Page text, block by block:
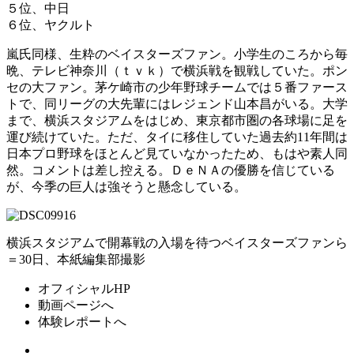
５位、中日
６位、ヤクルト
嵐氏同様、生粋のベイスターズファン。小学生のころから毎
晩、テレビ神奈川（ｔｖｋ）で横浜戦を観戦していた。ポン
セの大ファン。茅ケ崎市の少年野球チームでは５番ファース
トで、同リーグの大先輩にはレジェンド山本昌がいる。大学
まで、横浜スタジアムをはじめ、東京都市圏の各球場に足を
運び続けていた。ただ、タイに移住していた過去約11年間は
日本プロ野球をほとんど見ていなかったため、もはや素人同
然。コメントは差し控える。ＤｅＮＡの優勝を信じている
が、今季の巨人は強そうと懸念している。
横浜スタジアムで開幕戦の入場を待つベイスターズファンら
＝30日、本紙編集部撮影
オフィシャルHP
動画ページへ
体験レポートへ